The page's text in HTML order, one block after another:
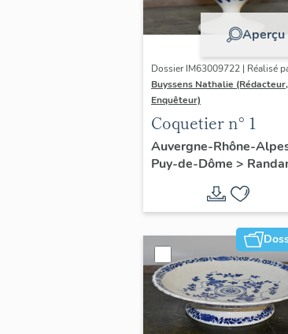
Aperçu
Dossier IM63009722 | Réalisé
Buyssens Nathalie (Rédacteur,
Enquêteur)
Coquetier n° 1
Auvergne-Rhône-
Puy-de-Dôme >